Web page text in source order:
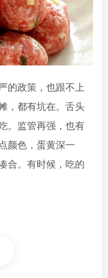
的政策，也跟不上
，都有坑在。舌头
。监管再强，也有
颜色，蛋黄深一
合。有时候，吃的